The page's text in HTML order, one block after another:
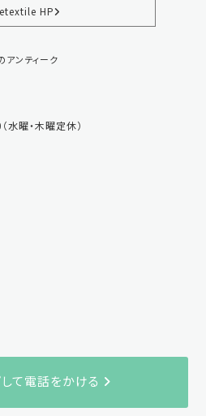
HP
アンティーク
曜・木曜定休）
て電話をかける